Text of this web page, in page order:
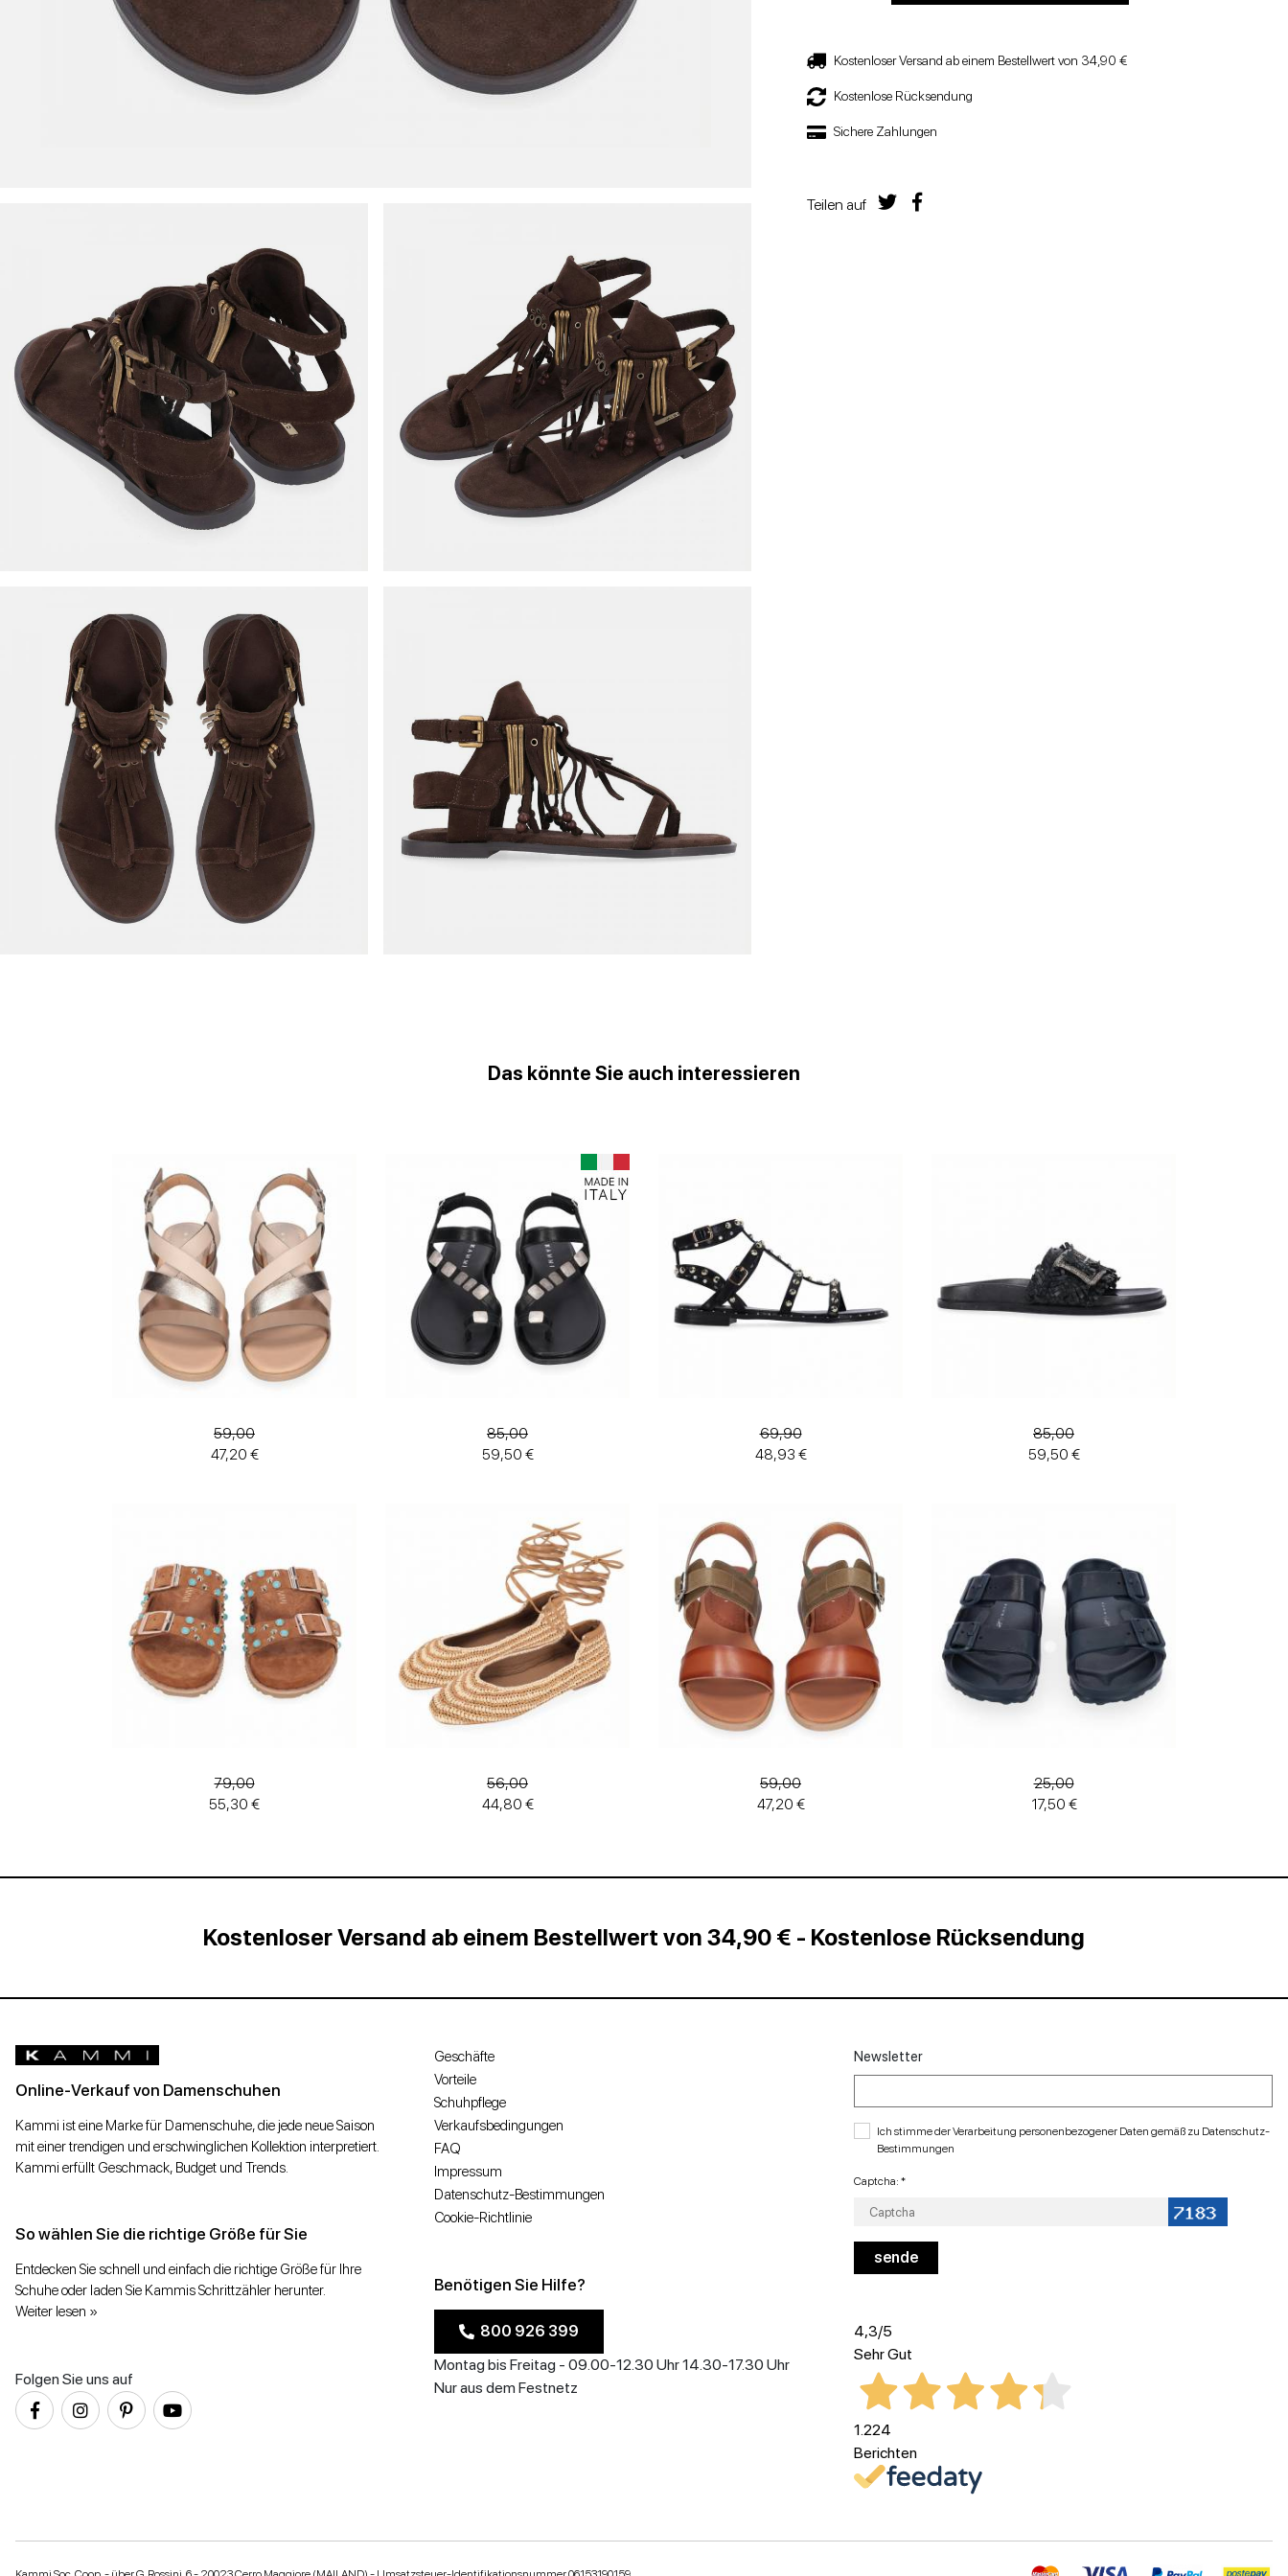
Kostenloser Versand ab einem Bestellwert von 34,90 €
Kostenlose Rücksendung
Sichere Zahlungen
Teilen auf
Das könnte Sie auch interessieren
59,00
47,20 €
85,00
59,50 €
69,90
48,93 €
85,00
59,50 €
79,00
55,30 €
56,00
44,80 €
59,00
47,20 €
25,00
17,50 €
Kostenloser Versand ab einem Bestellwert von 34,90 € - Kostenlose Rücksendung
Online-Verkauf von Damenschuhen
Kammi ist eine Marke für Damenschuhe, die jede neue Saison
mit einer trendigen und erschwinglichen Kollektion interpretiert.
Kammi erfüllt Geschmack, Budget und Trends.
So wählen Sie die richtige Größe für Sie
Entdecken Sie schnell und einfach die richtige Größe für Ihre
Schuhe oder laden Sie Kammis Schrittzähler herunter.
Weiter lesen »
Folgen Sie uns auf
Geschäfte
Vorteile
Schuhpflege
Verkaufsbedingungen
FAQ
Impressum
Datenschutz-Bestimmungen
Cookie-Richtlinie
Benötigen Sie Hilfe?
800 926 399
Montag bis Freitag - 09.00-12.30 Uhr 14.30-17.30 Uhr
Nur aus dem Festnetz
Newsletter
Ich stimme der Verarbeitung personenbezogener Daten gemäß zu Datenschutz-
Bestimmungen
Captcha: *
4,3/5
Sehr Gut
1.224
Berichten